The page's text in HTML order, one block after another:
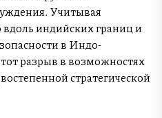
Учитывая
индийских границ и
в Индо-
разрыв в возможностях
стратегической